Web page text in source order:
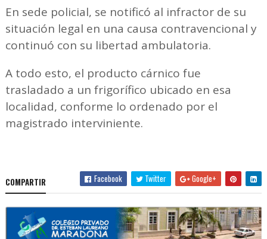
En sede policial, se notificó al infractor de su
situación legal en una causa contravencional y
continuó con su libertad ambulatoria.
A todo esto, el producto cárnico fue
trasladado a un frigorífico ubicado en esa
localidad, conforme lo ordenado por el
magistrado interviniente.
COMPARTIR Facebook Twitter Google+